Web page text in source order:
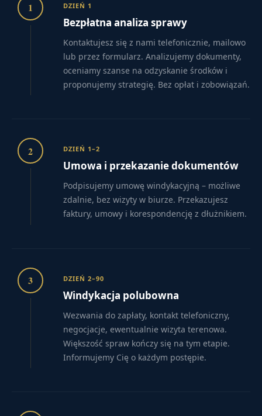
1 DZIEŃ 1
Bezpłatna analiza sprawy
Kontaktujesz się z nami telefonicznie, mailowo
lub przez formularz. Analizujemy dokumenty,
oceniamy szanse na odzyskanie środków i
proponujemy strategię. Bez opłat i zobowiązań.
2 DZIEŃ 1–2
Umowa i przekazanie dokumentów
Podpisujemy umowę windykacyjną – możliwe
zdalnie, bez wizyty w biurze. Przekazujesz
faktury, umowy i korespondencję z dłużnikiem.
3 DZIEŃ 2–90
Windykacja polubowna
Wezwania do zapłaty, kontakt telefoniczny,
negocjacje, ewentualnie wizyta terenowa.
Większość spraw kończy się na tym etapie.
Informujemy Cię o każdym postępie.